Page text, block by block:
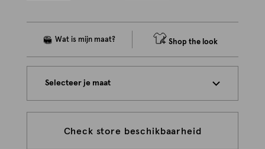
Shop the look
Selecteer je maat
Check store beschikbaarheid